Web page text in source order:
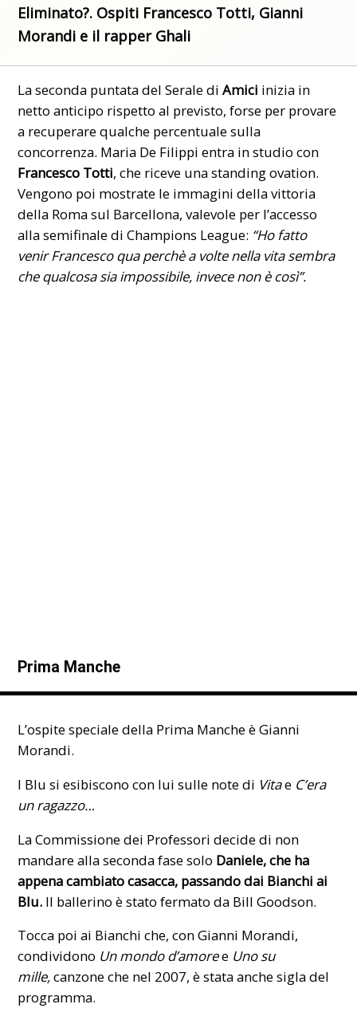
Eliminato?. Ospiti Francesco Totti, Gianni
Morandi e il rapper Ghali
La seconda puntata del Serale diAmici inizia in
netto anticipo rispetto al previsto, forse per provare
a recuperare qualche percentuale sulla
concorrenza. Maria De Filippi entra in studio con
Francesco Totti, che riceve una standing ovation.
Vengono poi mostrate le immagini della vittoria
della Roma sul Barcellona, valevole per l’accesso
alla semifinale di Champions League: “Ho fatto
venir Francesco qua perchè a volte nella vita sembra
che qualcosa sia impossibile, invece non è così”.
Prima Manche
L’ospite speciale della Prima Manche è Gianni
Morandi.
I Blu si esibiscono con lui sulle note di Vitae C’era
un ragazzo…
La Commissione dei Professori decide di non
mandare alla seconda fase solo Daniele, che ha
appena cambiato casacca, passando dai Bianchi ai
Blu. Il ballerino è stato fermato da Bill Goodson.
Tocca poi ai Bianchi che, con Gianni Morandi,
condividono Un mondo d’amoree Uno su
mille,canzone che nel 2007, è stata anche sigla del
programma.